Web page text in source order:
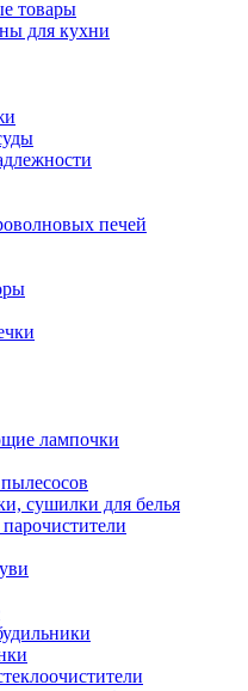
товары
для кухни
печей
лампочки
сушилки для белья